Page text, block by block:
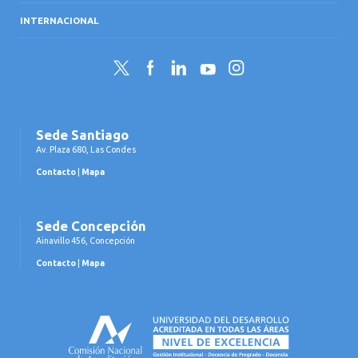
INTERNACIONAL
Twitter FacebookLinkedInYouTubeInstagram
Sede Santiago
Av. Plaza 680, Las Condes
Contacto Mapa
Sede Concepción
Ainavillo 456, Concepción
Contacto Mapa